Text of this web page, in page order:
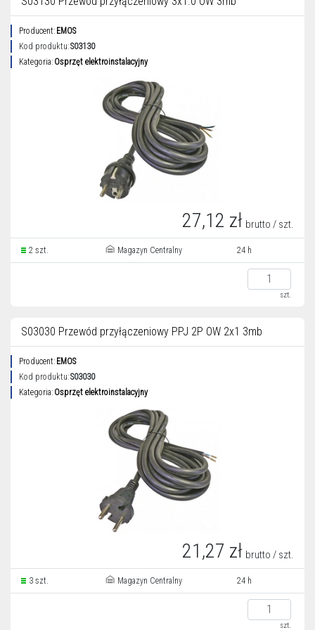
Producent: EMOS
Kod produktu:S03130
Kategoria: Osprzęt elektroinstalacyjny
27,12 zł brutto / szt.
2 szt. Magazyn Centralny 24 h
szt.
S03030 Przewód przyłączeniowy PPJ 2P OW 2x1 3mb
Producent: EMOS
Kod produktu:S03030
Kategoria: Osprzęt elektroinstalacyjny
21,27 zł brutto / szt.
3 szt. Magazyn Centralny 24 h
szt.